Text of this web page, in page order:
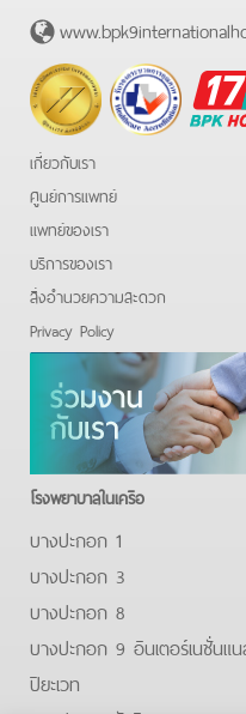
BPK
Hotline
เกี่ยวกับเรา
ศูนย์การแพทย์
แพทย์ของเรา
บริการของเรา
สิ่งอำนวยความสะดวก
Privacy Policy
โรงพยาบาลในเครือ
บางปะกอก 1
บางปะกอก 3
บางปะกอก 8
บางปะกอก 9 อินเตอร์เนชั่นแ
ปิยะเวท